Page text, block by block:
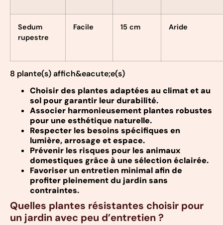
Sedum
rupestre
Facile 15 cm Aride
8 plante(s) affich&eacute;e(s)
Choisir des plantes adaptées au climat et au
sol pour garantir leur durabilité.
Associer harmonieusement plantes robustes
pour une esthétique naturelle.
Respecter les besoins spécifiques en
lumière, arrosage et espace.
Prévenir les risques pour les animaux
domestiques grâce à une sélection éclairée.
Favoriser un entretien minimal afin de
profiter pleinement du jardin sans
contraintes.
Quelles plantes résistantes choisir pour
un jardin avec peu d’entretien ?